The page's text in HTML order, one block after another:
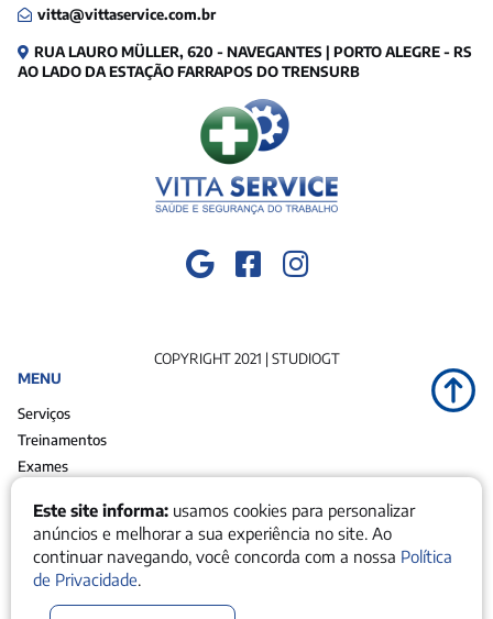
vitta@vittaservice.com.br
RUA LAURO MÜLLER, 620 - NAVEGANTES | PORTO ALEGRE - RS
AO LADO DA ESTAÇÃO FARRAPOS DO TRENSURB
COPYRIGHT 2021 | STUDIOGT
MENU
Serviços
Treinamentos
Exames
Quem Somos
Blog
Clientes
Este site informa: usamos cookies para personalizar
anúncios e melhorar a sua experiência no site. Ao
continuar navegando, você concorda com a nossa Política
de Privacidade.